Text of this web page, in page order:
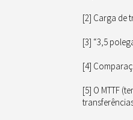
[2] Carga de
[3] “3,5
[4]
[5] O MTTF